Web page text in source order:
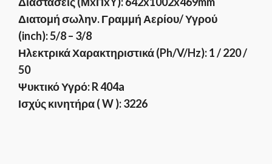
Διατομή σωλην. Γραμμή Αερίου/ Υγρού
(inch): 5/8 – 3/8
Ηλεκτρικά Χαρακτηριστικά (Ph/V/Hz): 1 / 220 /
50
Ψυκτικό Υγρό: R 404a
Ισχύς κινητήρα ( W ): 3226